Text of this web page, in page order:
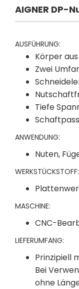
AIGNER DP-
AUSFÜHRUNG:
Körper
Zwei
Tiefe
ANWENDUNG:
Nuten,
WERKSTÜCKSTOFF:
MASCHINE:
CNC-
LIEFERUMFANG:
Prinzipiell
Bei
ohne